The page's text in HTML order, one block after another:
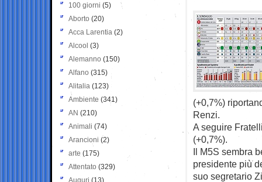
(+0,7%)
Renzi.
A seguire
(+0,7%).
Il M5S sembra
presidente più
suo segretario
100 giorni (5)
Aborto (20)
Acca Larentia (2)
Alcool (3)
Alemanno (150)
Alfano (315)
Alitalia (123)
Ambiente (341)
AN (210)
Animali (74)
Arancioni (2)
arte (175)
Attentato (329)
Auguri (13)